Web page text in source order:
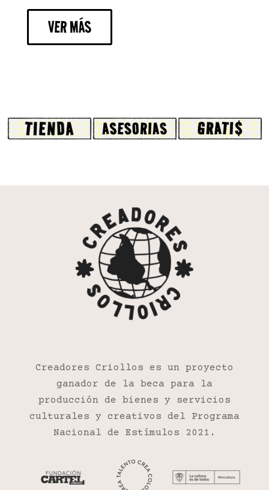
VER MÁS
Creadores Criollos es un proyecto
ganador de la beca para la
producción de bienes y servicios
culturales y creativos del Programa
Nacional de Estímulos 2021.